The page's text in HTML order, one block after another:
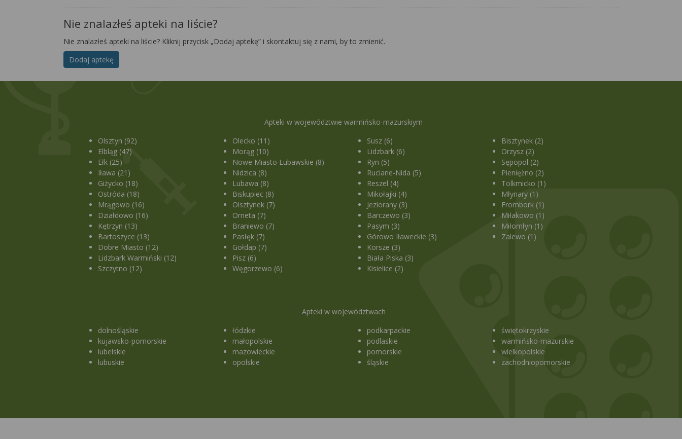
Nie znalazłeś apteki na liście?
Nie znalazłeś apteki na liście? Kliknij przycisk „Dodaj aptekę” i skontaktuj się z nami, by to zmienić.
Dodaj aptekę
Apteki w województwie warmińsko-mazurskiym
Olsztyn (92)
Elbląg (47)
Ełk (25)
Iława (21)
Giżycko (18)
Ostróda (18)
Mrągowo (16)
Działdowo (16)
Kętrzyn (13)
Bartoszyce (13)
Dobre Miasto (12)
Lidzbark Warmiński (12)
Szczytno (12)
Olecko (11)
Morąg (10)
Nowe Miasto Lubawskie (8)
Nidzica (8)
Lubawa (8)
Biskupiec (8)
Olsztynek (7)
Orneta (7)
Braniewo (7)
Pasłęk (7)
Gołdap (7)
Pisz (6)
Węgorzewo (6)
Susz (6)
Lidzbark (6)
Ryn (5)
Ruciane-Nida (5)
Reszel (4)
Mikołajki (4)
Jeziorany (3)
Barczewo (3)
Pasym (3)
Górowo Iławeckie (3)
Korsze (3)
Biała Piska (3)
Kisielice (2)
Bisztynek (2)
Orzysz (2)
Sępopol (2)
Pieniężno (2)
Tolkmicko (1)
Młynary (1)
Frombork (1)
Miłakowo (1)
Miłomłyn (1)
Zalewo (1)
Apteki w województwach
dolnośląskie
kujawsko-pomorskie
lubelskie
lubuskie
łódzkie
małopolskie
mazowieckie
opolskie
podkarpackie
podlaskie
pomorskie
śląskie
świętokrzyskie
warmińsko-mazurskie
wielkopolskie
zachodniopomorskie